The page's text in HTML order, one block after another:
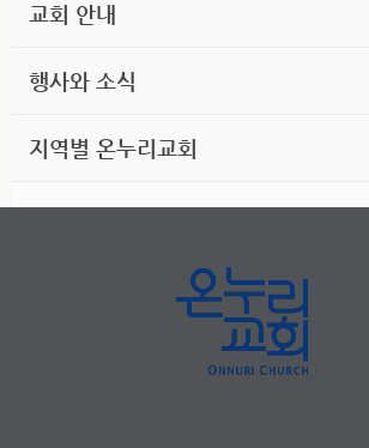
교회 안내
행사와 소식
지역별 온누리교회